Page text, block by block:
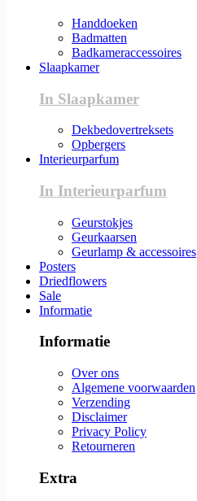
Handdoeken
Badmatten
Badkameraccessoires
Slaapkamer
In Slaapkamer
Dekbedovertreksets
Opbergers
Interieurparfum
In Interieurparfum
Geurstokjes
Geurkaarsen
Geurlamp & accessoires
Posters
Driedflowers
Sale
Informatie
Informatie
Over ons
Algemene voorwaarden
Verzending
Disclaimer
Privacy Policy
Retourneren
Extra